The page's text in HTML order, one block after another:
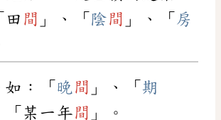
田 間 」、「 陰間 」、「 房
：「 晚 間 」、「 期
「某一年間 」。